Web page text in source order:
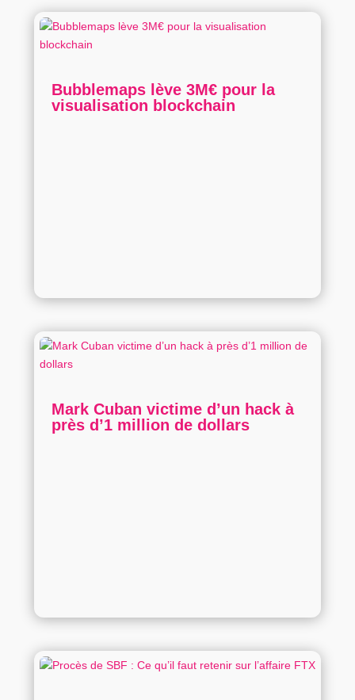
Bubblemaps lève 3M€ pour la
visualisation blockchain
Mark Cuban victime d’un hack à
près d’1 million de dollars